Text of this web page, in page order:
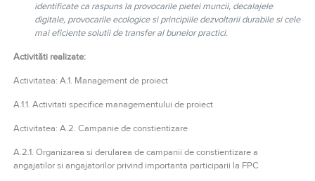
identificate ca raspuns la provocarile pietei muncii, decalajele
digitale, provocarile ecologice si principiile dezvoltarii durabile si cele
mai eficiente solutii de transfer al bunelor practici.
Activităti realizate:
Activitatea: A.1. Management de proiect
A.1.1. Activitati specifice managementului de proiect
Activitatea: A.2. Campanie de constientizare
A.2.1. Organizarea si derularea de campanii de constientizare a
angajatilor si angajatorilor privind importanta participarii la FPC